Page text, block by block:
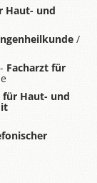
Haut- und
/
Facharzt für
für Haut- und